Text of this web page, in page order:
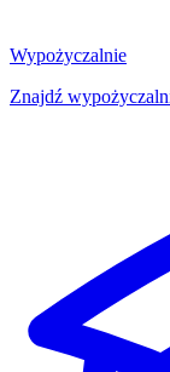
Wypożyczalnie
Znajdź